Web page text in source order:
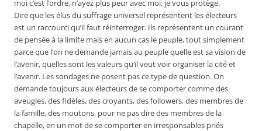
moi c’est l’ordre, n’ayez plus peur avec moi, je vous protège.
Dire que les élus du suffrage universel représentent les électeurs
est un raccourci qu’il faut réinterroger. Ils représentent un courant
de pensée à la limite mais en aucun cas le peuple, tout simplement
parce que l’on ne demande jamais au peuple quelle est sa vision de
l’avenir, quelles sont les valeurs qu’il veut voir organiser la cité et
l’avenir. Les sondages ne posent pas ce type de question. On
demande toujours aux électeurs de se comporter comme des
aveugles, des fidèles, des croyants, des followers, des membres de
la famille, des moutons, pour ne pas dire des membres de la
chapelle, en un mot de se comporter en irresponsables priés